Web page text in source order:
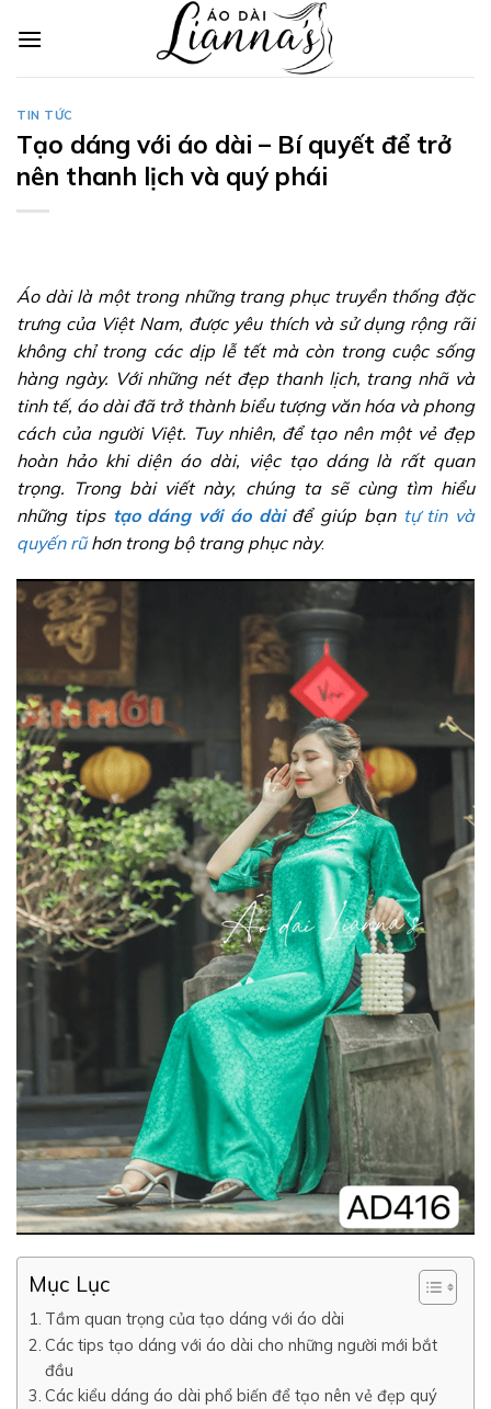
TIN TỨC
Tạo dáng với áo dài – Bí quyết để trở
nên thanh lịch và quý phái
Áo dài là một trong những trang phục truyền thống đặc
trưng của Việt Nam, được yêu thích và sử dụng rộng rãi
không chỉ trong các dịp lễ tết mà còn trong cuộc sống
hàng ngày. Với những nét đẹp thanh lịch, trang nhã và
tinh tế, áo dài đã trở thành biểu tượng văn hóa và phong
cách của người Việt. Tuy nhiên, để tạo nên một vẻ đẹp
hoàn hảo khi diện áo dài, việc tạo dáng là rất quan
trọng. Trong bài viết này, chúng ta sẽ cùng tìm hiểu
những tips tạo dáng với áo dàiđể giúp bạn tự tin và
quyến rũhơn trong bộ trang phục này.
Mục Lục
Tầm quan trọng của tạo dáng với áo dài
Các tips tạo dáng với áo dài cho những người mới bắt
đầu
Các kiểu dáng áo dài phổ biến để tạo nên vẻ đẹp quý